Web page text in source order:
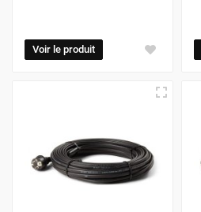
Voir le produit